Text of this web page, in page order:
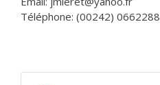
Téléphone: (00242)